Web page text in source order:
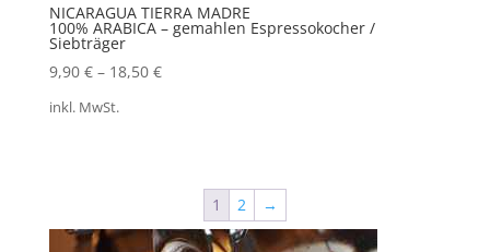
NICARAGUA TIERRA MADRE
100% ARABICA – gemahlen Espressokocher /
Siebträger
9,90 €– 18,50 €
inkl. MwSt.
1 2 →